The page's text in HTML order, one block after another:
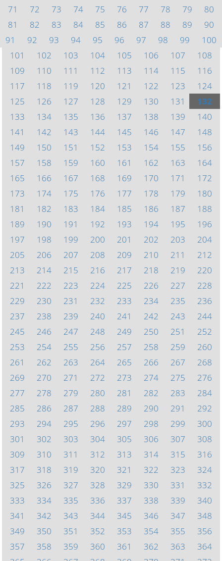
71
72 73 74 75 76 77 78 79
80
81
82 83 84 85 86 87 88 89
90
91
92 93 94 95 96 97 98 99
100
101
102 103 104 105 106 107
108
109
110 111 112 113 114 115
116
117
118 119 120 121 122 123
124
125
126 127 128 129 130 131
132
133
134 135 136 137 138 139
140
141
142 143 144 145 146 147
148
149
150 151 152 153 154 155
156
157
158 159 160 161 162 163
164
165
166 167 168 169 170 171
172
173
174 175 176 177 178 179
180
181
182 183 184 185 186 187
188
189
190 191 192 193 194 195
196
197
198 199 200 201 202 203
204
205
206 207 208 209 210 211
212
213
214 215 216 217 218 219
220
221
222 223 224 225 226 227
228
229
230 231 232 233 234 235
236
237
238 239 240 241 242 243
244
245
246 247 248 249 250 251
252
253
254 255 256 257 258 259
260
261
262 263 264 265 266 267
268
269
270 271 272 273 274 275
276
277
278 279 280 281 282 283
284
285
286 287 288 289 290 291
292
293
294 295 296 297 298 299
300
301
302 303 304 305 306 307
308
309
310 311 312 313 314 315
316
317
318 319 320 321 322 323
324
325
326 327 328 329 330 331
332
333
334 335 336 337 338 339
340
341
342 343 344 345 346 347
348
349
350 351 352 353 354 355
356
357
358 359 360 361 362 363
364